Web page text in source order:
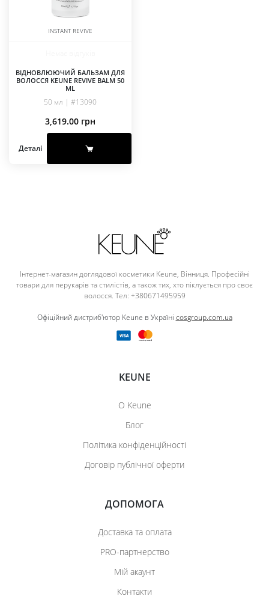
INSTANT REVIVE
ВІДНОВЛЮЮЧИЙ БАЛЬЗАМ ДЛЯ
ВОЛОССЯ KEUNE REVIVE BALM 50
ML
50 мл | #13090
3,619.00 грн
Деталі
Інтернет-магазин доглядової косметики Keune, Вінниця. Професійні
товари для перукарів та стилістів, а також тих, хто піклується про своє
волосся. Тел: +380671495959
Офіційний дистриб'ютор Keune в Україні cosgroup.com.ua
KEUNE
О Keune
Блог
Політика конфіденційності
Договір публічної оферти
ДОПОМОГА
Доставка та оплата
PRO-партнерство
Мій акаунт
Контакти